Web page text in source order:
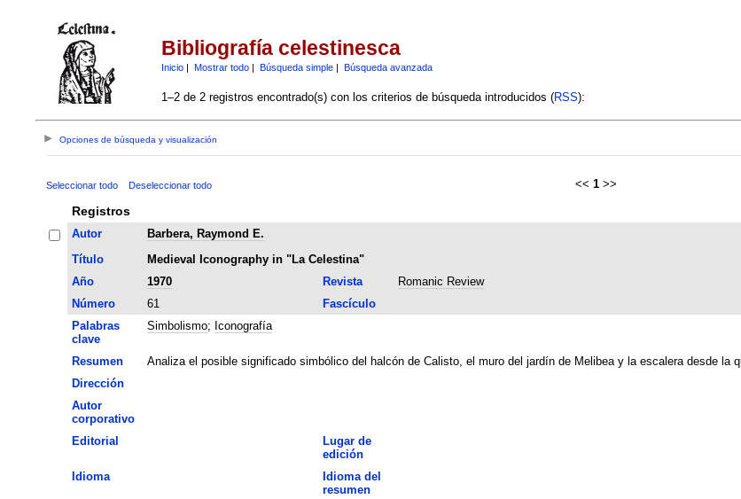
Bibliografía celestinesca
Inicio| Mostrar todo| Búsqueda simple| Búsqueda avanzada
1–2 de 2 registros encontrado(s) con los criterios de búsqueda introducidos (RSS):
Opciones de búsqueda y visualización
Seleccionar todo Deseleccionar todo << 1 >>
Registros
Autor
Barbera, Raymond E.
Título
Medieval Iconography in "La Celestina"
Año
1970 Revista Romanic Review
Número
61 Fascículo
Palabras
clave
Simbolismo; Iconografía
Resumen
Analiza el posible significado simbólico del halcón de Calisto, el muro del jardín de Melibea y la escalera desde la
Dirección
Autor
corporativo
Editorial
Lugar de
edición
Idioma
Idioma del
resumen